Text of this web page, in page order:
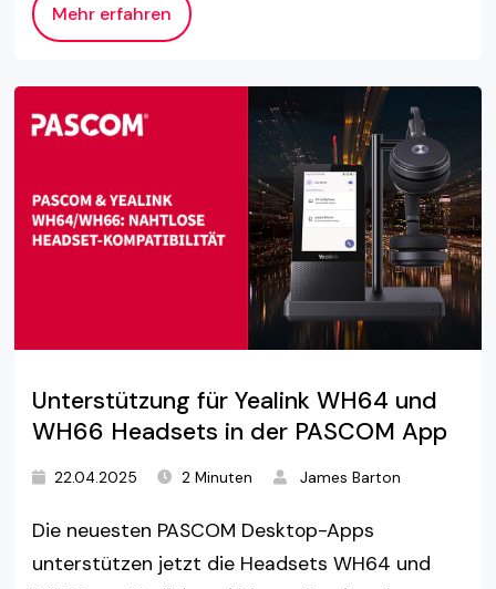
Mehr erfahren
Unterstützung für Yealink WH64 und
WH66 Headsets in der PASCOM App
22.04.2025 2 Minuten James Barton
Die neuesten PASCOM Desktop-Apps
unterstützen jetzt die Headsets WH64 und